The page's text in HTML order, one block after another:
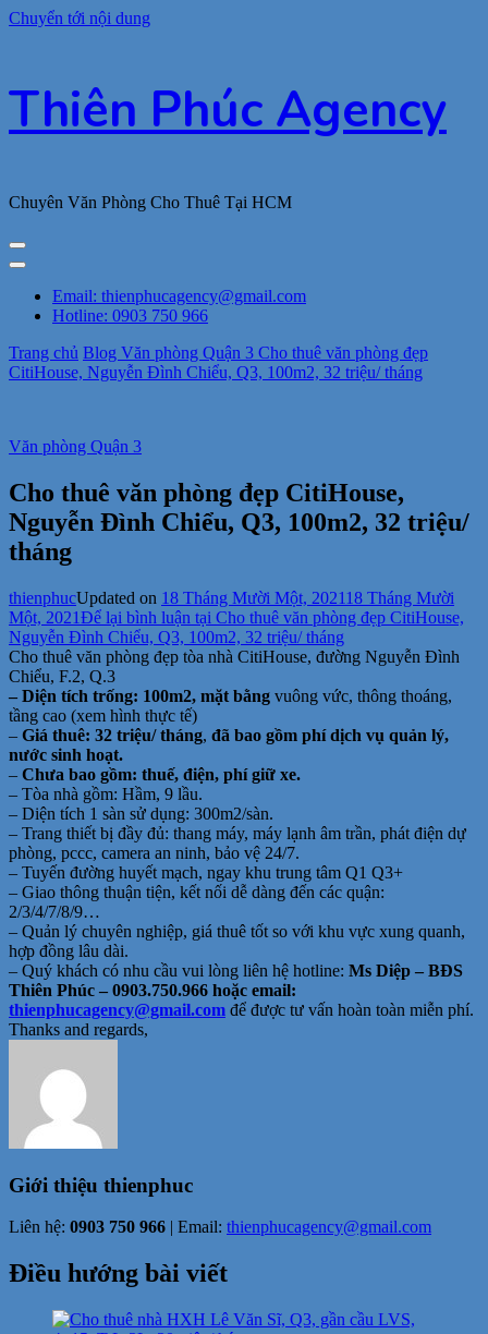
Chuyển tới nội dung
Thiên Phúc Agency
Chuyên Văn Phòng Cho Thuê Tại HCM
Email: thienphucagency@gmail.com
Hotline: 0903 750 966
Trang chủ Blog Văn phòng Quận 3 Cho thuê văn phòng đẹp
CitiHouse, Nguyễn Đình Chiểu, Q3, 100m2, 32 triệu/ tháng
Văn phòng Quận 3
Cho thuê văn phòng đẹp CitiHouse,
Nguyễn Đình Chiểu, Q3, 100m2, 32 triệu/
tháng
thienphucUpdated on 18 Tháng Mười Một, 202118 Tháng Mười
Một, 2021Để lại bình luận tại Cho thuê văn phòng đẹp CitiHouse,
Nguyễn Đình Chiểu, Q3, 100m2, 32 triệu/ tháng
Cho thuê văn phòng đẹp tòa nhà CitiHouse, đường Nguyễn Đình
Chiểu, F.2, Q.3
– Diện tích trống: 100m2, mặt bằng vuông vức, thông thoáng,
tầng cao (xem hình thực tế)
– Giá thuê: 32 triệu/ tháng, đã bao gồm phí dịch vụ quản lý,
nước sinh hoạt.
– Chưa bao gồm: thuế, điện, phí giữ xe.
– Tòa nhà gồm: Hầm, 9 lầu.
– Diện tích 1 sàn sử dụng: 300m2/sàn.
– Trang thiết bị đầy đủ: thang máy, máy lạnh âm trần, phát điện dự
phòng, pccc, camera an ninh, bảo vệ 24/7.
– Tuyến đường huyết mạch, ngay khu trung tâm Q1 Q3+
– Giao thông thuận tiện, kết nối dễ dàng đến các quận:
2/3/4/7/8/9…
– Quản lý chuyên nghiệp, giá thuê tốt so với khu vực xung quanh,
hợp đồng lâu dài.
– Quý khách có nhu cầu vui lòng liên hệ hotline: Ms Diệp – BĐS
Thiên Phúc – 0903.750.966 hoặc email:
thienphucagency@gmail.com để được tư vấn hoàn toàn miễn phí.
Thanks and regards,
Giới thiệu thienphuc
Liên hệ: 0903 750 966 | Email: thienphucagency@gmail.com
Điều hướng bài viết